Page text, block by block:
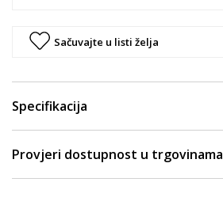
Sačuvajte u listi želja
Specifikacija
Provjeri dostupnost u trgovinama